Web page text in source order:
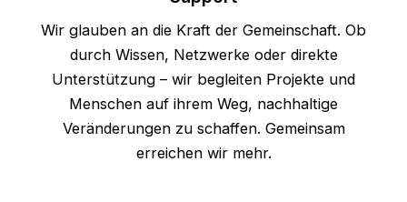
Wir glauben an die Kraft der Gemeinschaft. Ob
durch Wissen, Netzwerke oder direkte
Unterstützung – wir begleiten Projekte und
Menschen auf ihrem Weg, nachhaltige
Veränderungen zu schaffen. Gemeinsam
erreichen wir mehr.